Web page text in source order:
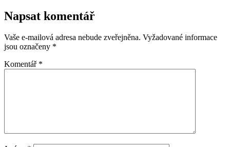
Napsat komentář
Vaše e-mailová adresa nebude zveřejněna. Vyžadované informace
jsou označeny *
Komentář *